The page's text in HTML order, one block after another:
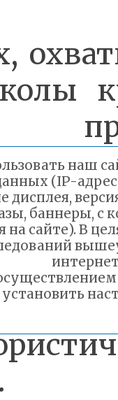
наш
(IP-
дисплея,
баннеры, с
на сайте). В